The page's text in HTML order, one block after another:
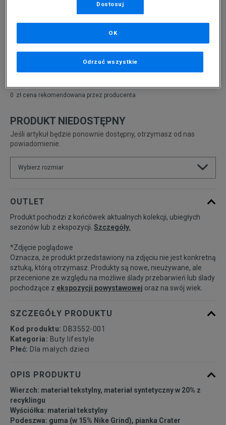
NIKE CRATER IMPACT
Produkt pochodzi z końcówek aktualnych kolekcji, ubiegłych
0 zł cena rekomendowana przez producenta
PRODUKT NIEDOSTĘPNY
Jeśli artykuł będzie ponownie dostępny, otrzymasz od nas
powiadomienie.
Wybierz rozmiar
27,5 16,5 cm Powiadom o dostępności
28 17 cm
28,5 17,5 cm Powiadom o dostępności
30 18,5 cm
31,5 19,5 cm Powiadom o dostępności
32 20 cm Powiadom o dostępności
OUTLET
Produkt pochodzi z końcówek aktualnych kolekcji, ubiegłych
sezonów lub z ekspozycji. Szczegóły.
*Zdjęcie poglądowe
Oznacza, że produkt przedstawiony na zdjęciu nie jest konkretną
sztuką, którą otrzymasz. Produkty są nowe, nieużywane, ale
przecenione ze względu na możliwe ślady przebarwień lub ślady
pochodzące z ekspozycji powystawowej oraz na swój wiek.
SZCZEGÓŁY PRODUKTU
Kod produktu: DB3552-001
Kategoria: Buty lifestyle
Płeć: Dla małych dzieci
OPIS PRODUKTU
Wierzch: materiał tekstylny, materiał syntetyczny w 20% z
recyklingu
Wyściółka: materiał tekstylny
Podeszwa: guma (w 15% Nike Grind), pianka Crater
Dostosuj
Odrzuć wszystkie
OK